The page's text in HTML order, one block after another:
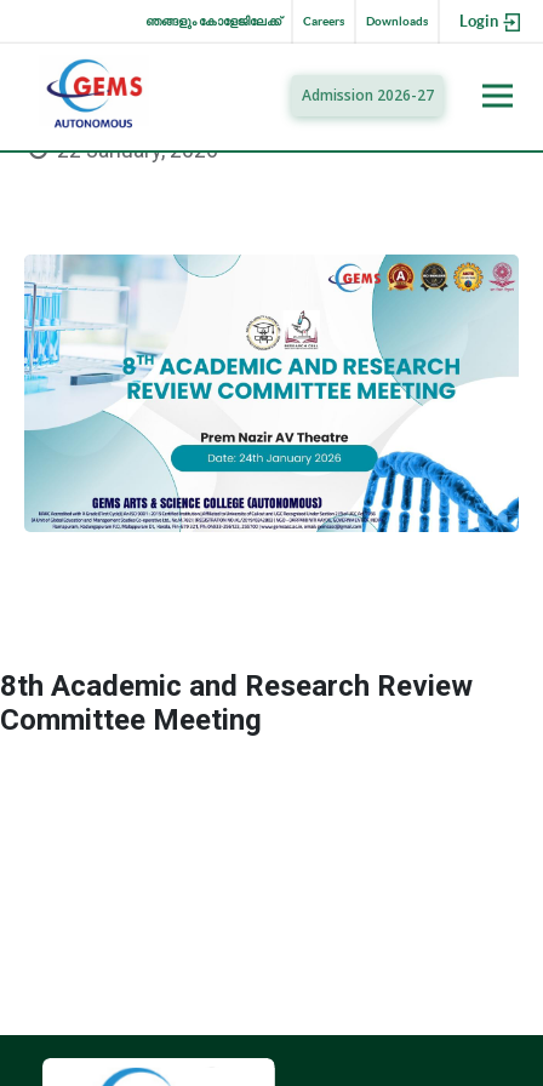
Login
Downloads
Careers
ഞങ്ങളും കോളേജിലേക്ക്
Admission 2026-27
8th Academic and Research Review
Committee Meeting
22 January, 2026